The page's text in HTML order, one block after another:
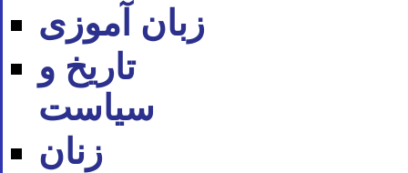
زبان آموزی
تاریخ و
سیاست
زنان